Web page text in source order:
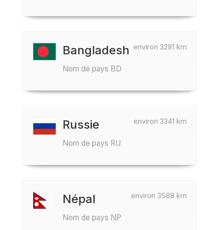
environ 3281 km
Bangladesh
Nom de pays BD
environ 3341 km
Russie
Nom de pays RU
environ 3588 km
Népal
Nom de pays NP